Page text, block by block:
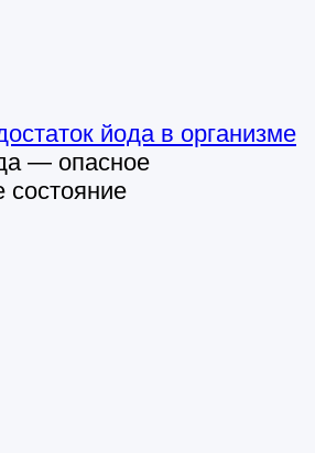
йода в организме
— опасное
состояние